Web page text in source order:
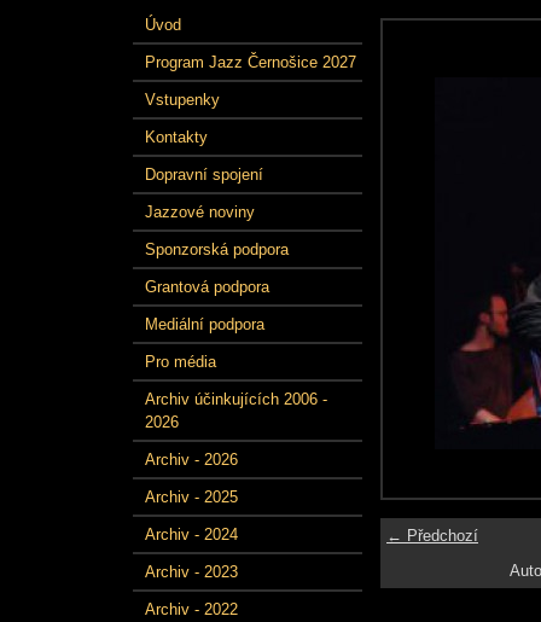
Úvod
Program Jazz Černošice 2027
Vstupenky
Kontakty
Dopravní spojení
Jazzové noviny
Sponzorská podpora
Grantová podpora
Mediální podpora
Pro média
Archiv účinkujících 2006 -
2026
Archiv - 2026
Archiv - 2025
Archiv - 2024
Archiv - 2023
Archiv - 2022
← Předchozí